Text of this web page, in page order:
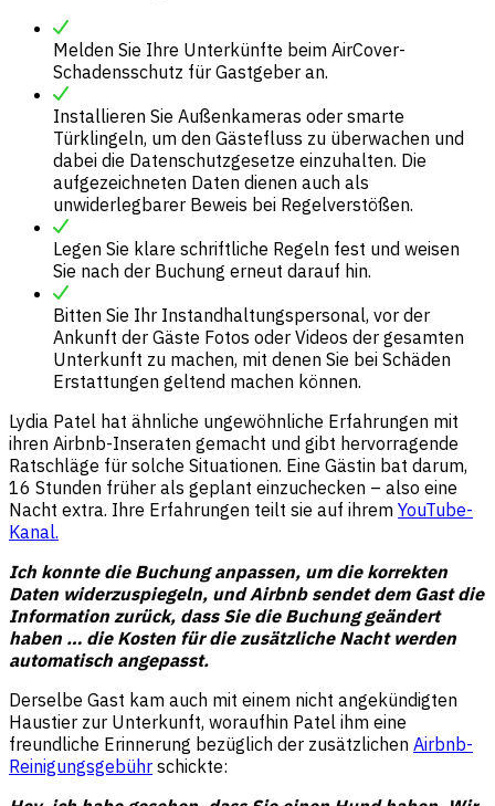
Melden Sie Ihre Unterkünfte beim AirCover-
Schadensschutz für Gastgeber an.
Installieren Sie Außenkameras oder smarte
Türklingeln, um den Gästefluss zu überwachen und
dabei die Datenschutzgesetze einzuhalten. Die
aufgezeichneten Daten dienen auch als
unwiderlegbarer Beweis bei Regelverstößen.
Legen Sie klare schriftliche Regeln fest und weisen
Sie nach der Buchung erneut darauf hin.
Bitten Sie Ihr Instandhaltungspersonal, vor der
Ankunft der Gäste Fotos oder Videos der gesamten
Unterkunft zu machen, mit denen Sie bei Schäden
Erstattungen geltend machen können.
Lydia Patel hat ähnliche ungewöhnliche Erfahrungen mit
ihren Airbnb-Inseraten gemacht und gibt hervorragende
Ratschläge für solche Situationen. Eine Gästin bat darum,
16 Stunden früher als geplant einzuchecken – also eine
Nacht extra. Ihre Erfahrungen teilt sie auf ihrem YouTube-
Kanal.
Ich konnte die Buchung anpassen, um die korrekten
Daten widerzuspiegeln, und Airbnb sendet dem Gast die
Information zurück, dass Sie die Buchung geändert
haben … die Kosten für die zusätzliche Nacht werden
automatisch angepasst.
Derselbe Gast kam auch mit einem nicht angekündigten
Haustier zur Unterkunft, woraufhin Patel ihm eine
freundliche Erinnerung bezüglich der zusätzlichen Airbnb-
Reinigungsgebühr schickte: